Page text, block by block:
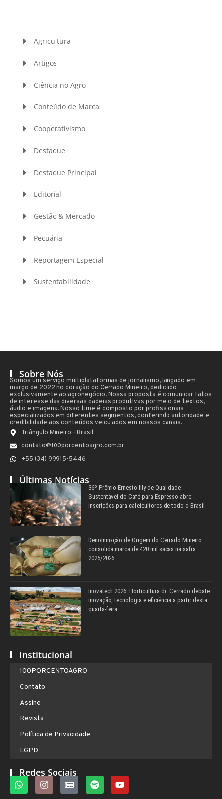
Agricultura
Artigos
Ciência no Agro
Conteúdo de Marca
Cooperativismo
Destaque
Destaque Principal
Editorial
Gestão & Mercado
Pecuária
Reportagem Especial
Sustentabilidade
Sobre Nós
Somos um serviço multiplataformas de jornalismo, lançado em
março de 2022 no coração do Cerrado Mineiro, dedicado
exclusivamente ao agronegócio. Nossa proposta é comunicar fatos
de interesse das diversas cadeias produtivas por meio de textos,
áudio e imagens. Nosso time é composto por profissionais
especializados em diferentes segmentos, conferindo autoridade e
credibilidade aos conteúdos veiculados em nossos canais.
Triângulo Mineiro - Brasil
contato@100porcentoagro.com.br
+55 (34) 99915-5446
Últimas Notícias
36º Prêmio Ernesto Illy de Qualidade
Sustentável do Café para Espresso abre
inscrições para cafeicultores de todo o Brasil
Denominação de Origem do Cerrado Mineiro
consolida marca de 420 mil sacas na safra
2025/2026
Inovatech 2026: Horticultura do Cerrado debate
inovação, tecnologia e eficiência a partir desta
quarta-feira
Institucional
100PORCENTOAGRO
Contato
Assine
Revista
Política de Privacidade
LGPD
Redes Sociais